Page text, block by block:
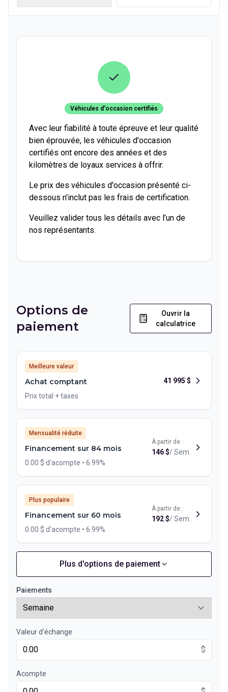
Véhicules d'occasion certifiés
Avec leur fiabilité à toute épreuve et leur qualité
bien éprouvée, les véhicules d'occasion
certifiés ont encore des années et des
kilomètres de loyaux services à offrir.
Le prix des véhicules d'occasion présenté ci-
dessous n'inclut pas les frais de certification.
Veuillez valider tous les détails avec l’un de
nos représentants.
Options de
paiement
Ouvrir la
calculatrice
Meilleure valeur
Achat comptant
Prix total + taxes
41 995 $
Mensualité réduite
Financement sur 84 mois
0.00 $ d'acompte • 6.99%
À partir de :
146$/Sem.
Plus populaire
Financement sur 60 mois
0.00 $ d'acompte • 6.99%
À partir de :
192$/Sem.
Financement sur 72 mois
0.00 $ d'acompte • 6.99%
À partir de :
Financement sur 48 mois
Financement sur 48 mois
À partir de :
Plus d'options de paiement
Paiements
Valeur d'échange
$
Acompte